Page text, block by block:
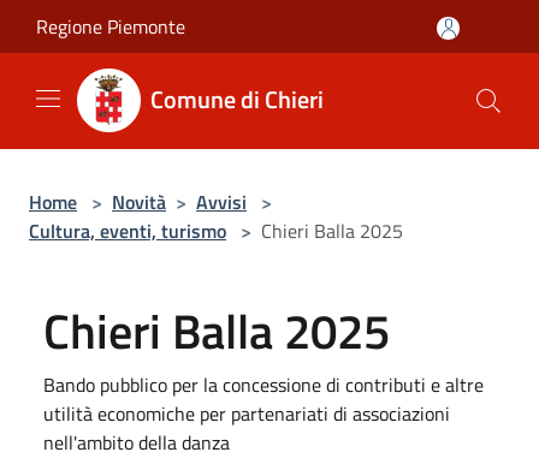
Salta al contenuto principale
Regione Piemonte
Comune di Chieri
Home > Novità > Avvisi >
Cultura, eventi, turismo > Chieri Balla 2025
Chieri Balla 2025
Bando pubblico per la concessione di contributi e altre
utilità economiche per partenariati di associazioni
nell'ambito della danza